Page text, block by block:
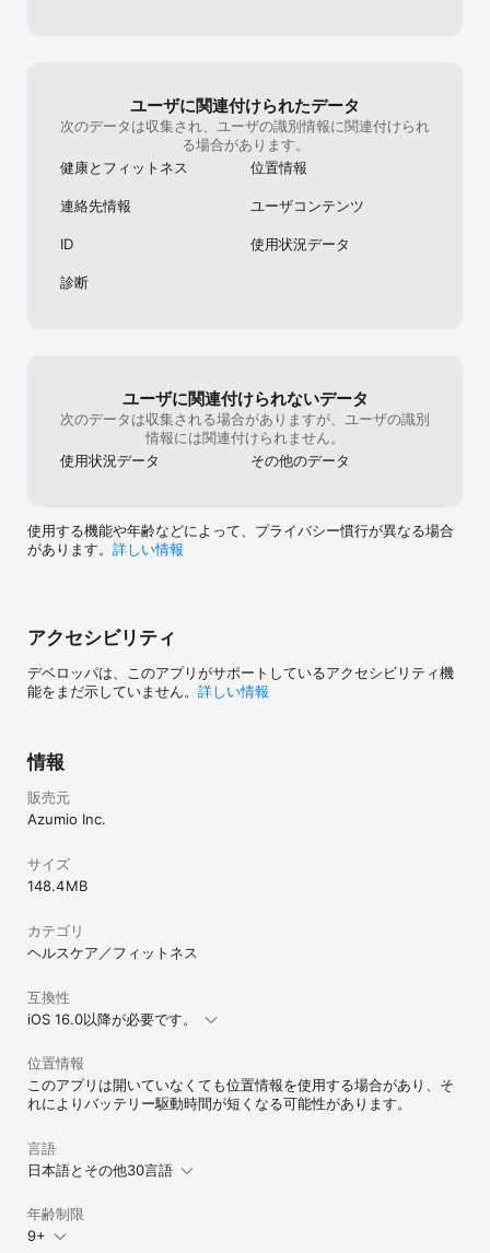
Sleep Time はユーザーの皆様のために作られています。ぜひご意見
をお聞かせください — 次のアップデートでさらに改善していきま
プレミアムにアップグレードすると、無制限のサウンドスケープ、
サブスクリプションでお楽しみいただけます。
自動更新サブスクリプションは以下の条件で提供されます：
- 現在の期間の終了の少なくとも 24 時間前までに自動更新をオフに
- 無料トライアル期間が提供されている場合、その未使用分はサブ
スクリプション購入時に失効します
- プライバシーポリシーと利用規約：
https://www.azumio.com/page/privacypolicy
ユーザに関連付けられたデータ
次のデータは収集され、ユーザの識別情報に関連付けられ
る場合があります。
健康とフィットネス
位置情報
連絡先情報 ユーザコンテンツ
ID 使用状況データ
診断
ユーザに関連付けられないデータ
次のデータは収集される場合がありますが、ユーザの識別
情報には関連付けられません。
使用状況データ
その他のデータ
使用する機能や年齢などによって、プライバシー慣行が異なる場合
があります。 詳しい情報
アクセシビリティ
デベロッパは、このアプリがサポートしているアクセシビリティ機
能をまだ示していません。 詳しい情報
情報
販売元
Azumio Inc.
サイズ
148.4 MB
カテゴリ
ヘルスケア／フィットネス
互換性
iOS 16.0以降が必要です。
位置情報
このアプリは開いていなくても位置情報を使用する場合があり、そ
れによりバッテリー駆動時間が短くなる可能性があります。
言語
日本語とその他30言語
年齢制限
9+